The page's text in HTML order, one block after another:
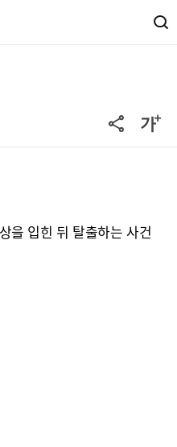
을 입힌 뒤 탈출하는 사건